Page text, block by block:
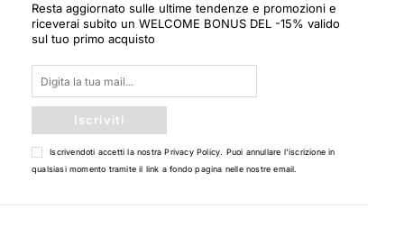
Resta aggiornato sulle ultime tendenze e promozioni e
riceverai subito un WELCOME BONUS DEL -15% valido
sul tuo primo acquisto
Iscriviti
Iscrivendoti accetti la nostraPrivacy Policy . Puoi annullare l'iscrizione in
qualsiasi momento tramite il link a fondo pagina nelle nostre email.